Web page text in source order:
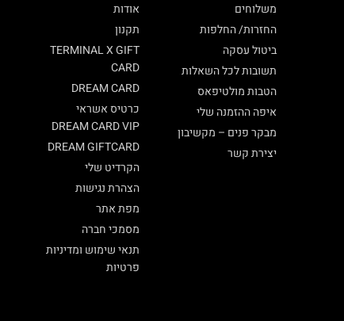
אודות
תקנון
TERMINAL X GIFT
CARD
DREAM CARD
כרטיס אשראי
DREAM CARD VIP
DREAM GIFTCARD
הקרדיט שלי
הצהרת נגישות
מפת אתר
מסמכי חברה
תנאי שימוש ומדיניות
פרטיות
משלוחים
החזרות/ החלפות
ביטול עסקה
תשובות לכל השאלות
הטבות מולטיפאס
איפה ההזמנה שלי
מבקר פנים – מקשיבון
יצירת קשר